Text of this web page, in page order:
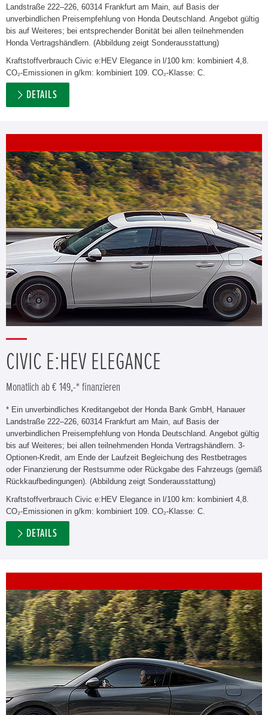
Landstraße 222–226, 60314 Frankfurt am Main, auf Basis der
unverbindlichen Preisempfehlung von Honda Deutschland. Angebot gültig
bis auf Weiteres; bei entsprechender Bonität bei allen teilnehmenden
Honda Vertragshändlern. (Abbildung zeigt Sonderausstattung)
Kraftstoffverbrauch Civic e:HEV Elegance in l/100 km: kombiniert 4,8.
CO₂-Emissionen in g/km: kombiniert 109. CO₂-Klasse: C.
DETAILS
CIVIC E:HEV ELEGANCE
Monatlich ab € 149,-* finanzieren
* Ein unverbindliches Kreditangebot der Honda Bank GmbH, Hanauer
Landstraße 222–226, 60314 Frankfurt am Main, auf Basis der
unverbindlichen Preisempfehlung von Honda Deutschland. Angebot gültig
bis auf Weiteres; bei allen teilnehmenden Honda Vertragshändlern. 3-
Optionen-Kredit, am Ende der Laufzeit Begleichung des Restbetrages
oder Finanzierung der Restsumme oder Rückgabe des Fahrzeugs (gemäß
Rückkaufbedingungen). (Abbildung zeigt Sonderausstattung)
Kraftstoffverbrauch Civic e:HEV Elegance in l/100 km: kombiniert 4,8.
CO₂-Emissionen in g/km: kombiniert 109. CO₂-Klasse: C.
DETAILS